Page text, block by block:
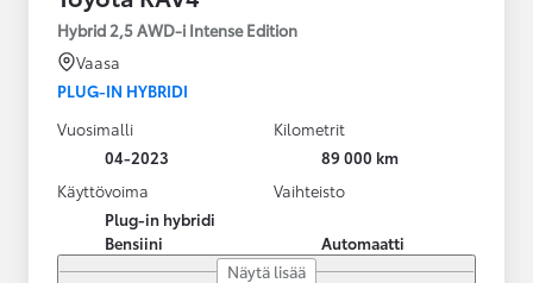
Hybrid 2,5 AWD-i Intense Edition
Vaasa
PLUG-IN HYBRIDI
Vuosimalli
04-2023
Kilometrit
89 000 km
Käyttövoima
Plug-in hybridi
Bensiini
Vaihteisto
Automaatti
Näytä lisää